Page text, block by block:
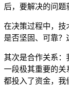
后，要解决的问题
在决策过程中，技
是否坚固、可靠？
其次是合作关系：
一段极其重要的关
都投入了资金，我